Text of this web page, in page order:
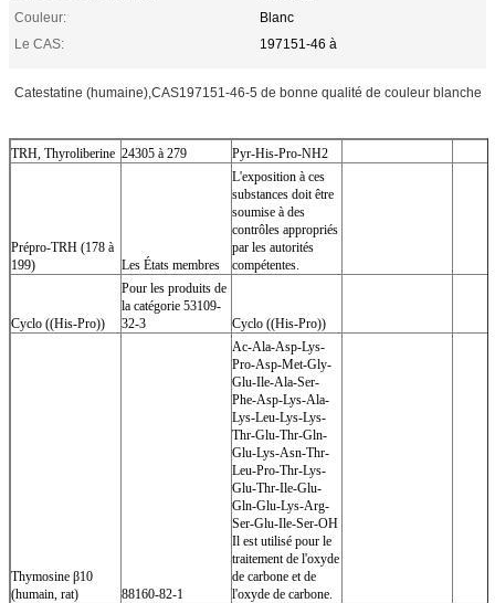
Couleur:
Blanc
Le CAS:
197151-46 à
Catestatine (humaine),CAS197151-46-5 de bonne qualité de couleur blanche
TRH, Thyroliberine 24305 à 279 Pyr-His-Pro-NH2
Prépro-TRH (178 à
199)
Les États membres
L'exposition à ces
substances doit être
soumise à des
contrôles appropriés
par les autorités
compétentes.
Cyclo ((His-Pro))
Pour les produits de
la catégorie 53109-
32-3
Cyclo ((His-Pro))
Thymosine β10
(humain, rat)
88160-82-1
Ac-Ala-Asp-Lys-
Pro-Asp-Met-Gly-
Glu-Ile-Ala-Ser-
Phe-Asp-Lys-Ala-
Lys-Leu-Lys-Lys-
Thr-Glu-Thr-Gln-
Glu-Lys-Asn-Thr-
Leu-Pro-Thr-Lys-
Glu-Thr-Ile-Glu-
Gln-Glu-Lys-Arg-
Ser-Glu-Ile-Ser-OH
Il est utilisé pour le
traitement de l'oxyde
de carbone et de
l'oxyde de carbone.